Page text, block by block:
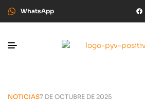
WhatsApp
NOTICIAS7 DE OCTUBRE DE 2025